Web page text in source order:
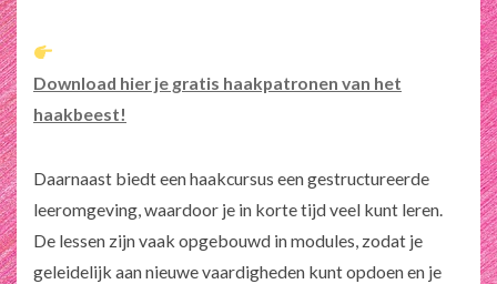
Download hier je gratis haakpatronen van het
haakbeest!
Daarnaast biedt een haakcursus een gestructureerde
leeromgeving, waardoor je in korte tijd veel kunt leren.
De lessen zijn vaak opgebouwd in modules, zodat je
geleidelijk aan nieuwe vaardigheden kunt opdoen en je